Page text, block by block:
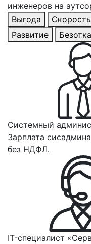
инженеров на
Выгода
Развитие
Системный
Зарплата
без НДФЛ.
IT-специалист